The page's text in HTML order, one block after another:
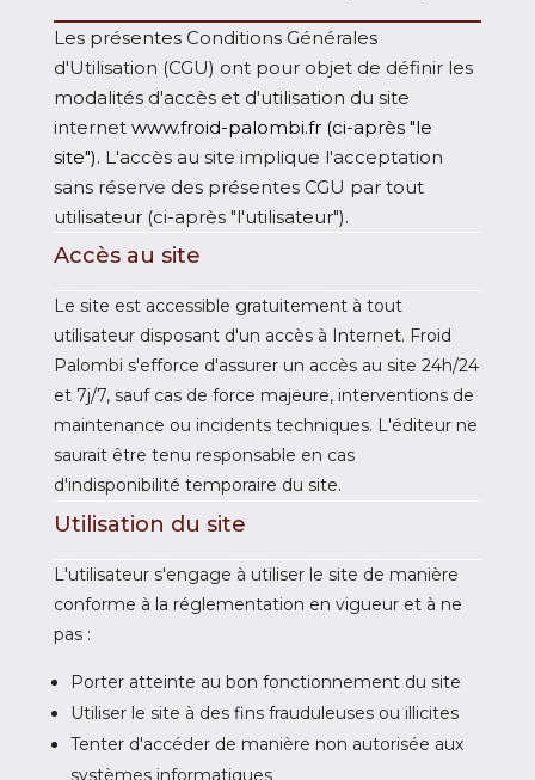
Les présentes Conditions Générales
d'Utilisation (CGU) ont pour objet de définir les
modalités d'accès et d'utilisation du site
internet www.froid-palombi.fr(ci-après "le
site"). L'accès au site implique l'acceptation
sans réserve des présentes CGU par tout
utilisateur (ci-après "l'utilisateur").
Accès au site
Le site est accessible gratuitement à tout
utilisateur disposant d'un accès à Internet. Froid
Palombi s'efforce d'assurer un accès au site 24h/24
et 7j/7, sauf cas de force majeure, interventions de
maintenance ou incidents techniques. L'éditeur ne
saurait être tenu responsable en cas
d'indisponibilité temporaire du site.
Utilisation du site
L'utilisateur s'engage à utiliser le site de manière
conforme à la réglementation en vigueur et à ne
pas :
Porter atteinte au bon fonctionnement du site
Utiliser le site à des fins frauduleuses ou illicites
Tenter d'accéder de manière non autorisée aux
systèmes informatiques